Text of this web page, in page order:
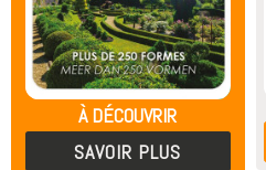
À DÉCOUVRIR
SAVOIR PLUS